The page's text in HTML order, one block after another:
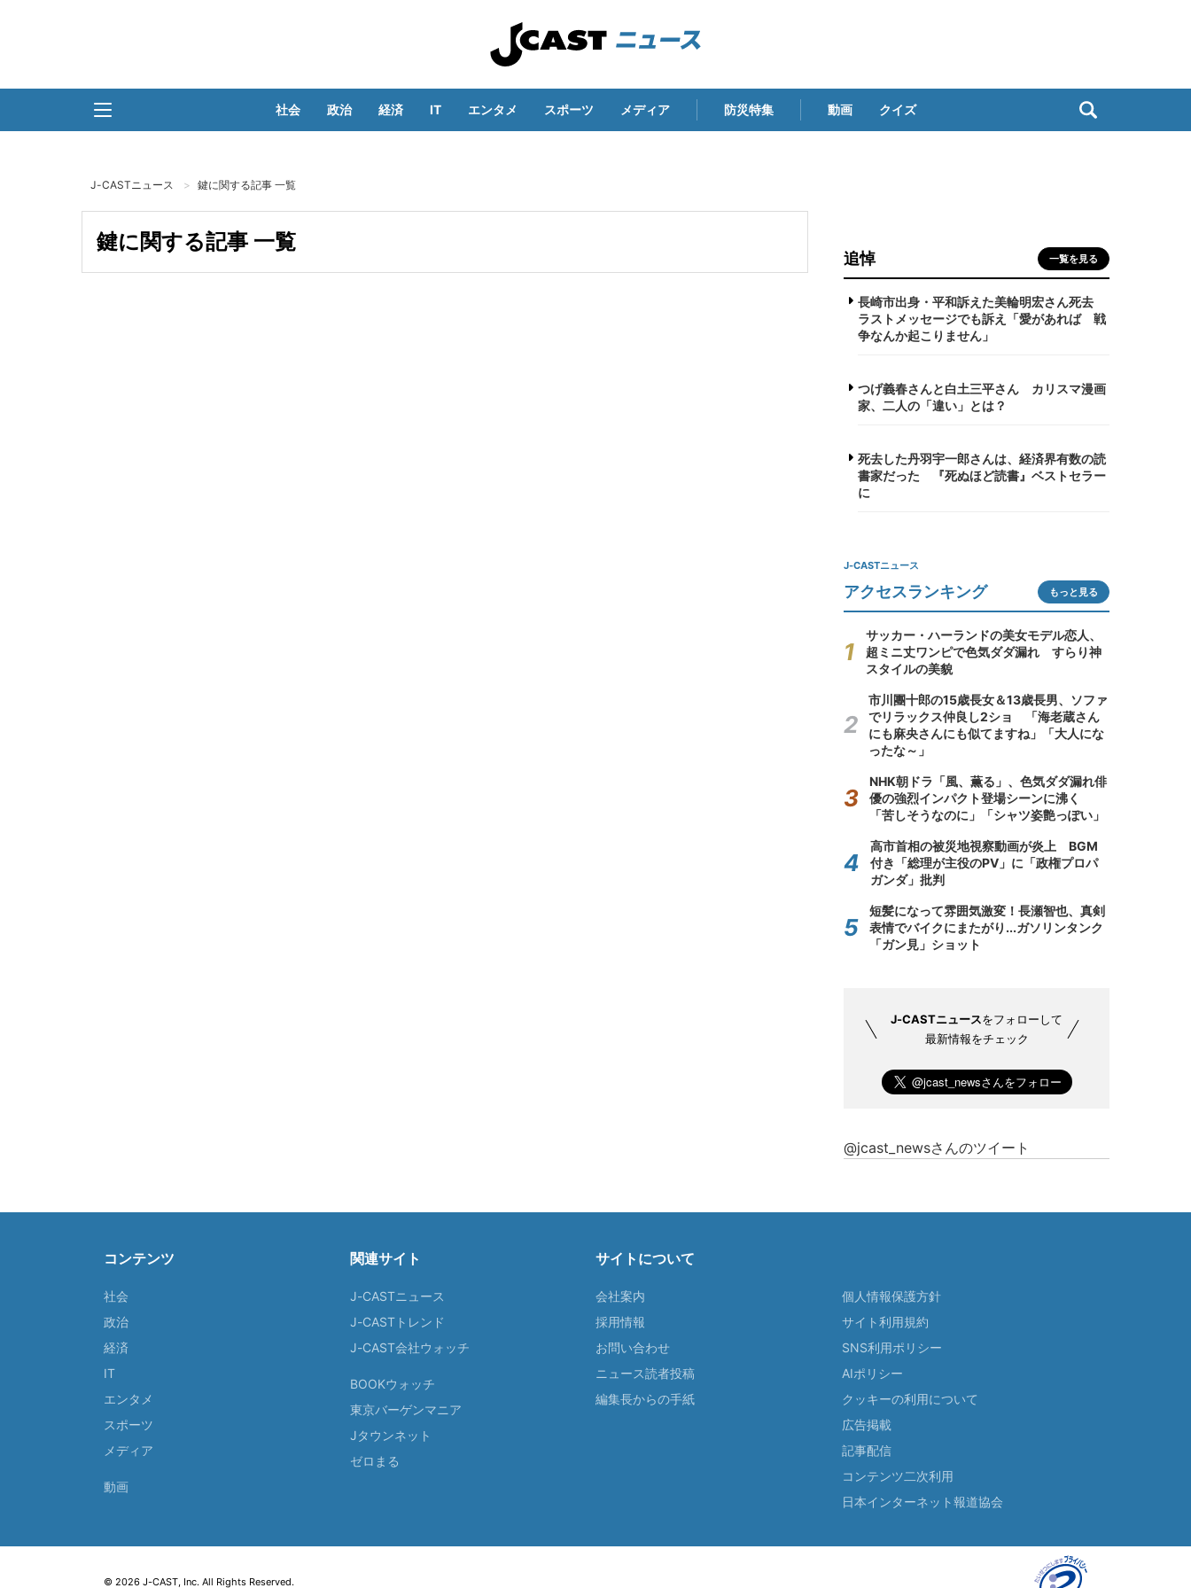
社会 政治 経済 IT エンタメ スポーツ メディア 防災特集 動画 クイズ
J-CASTニュース 鍵に関する記事 一覧
鍵に関する記事 一覧
追悼 一覧を見る
長崎市出身・平和訴えた美輪明宏さん死去
ラストメッセージでも訴え「愛があれば 戦
争なんか起こりません」
つげ義春さんと白土三平さん カリスマ漫画
家、二人の「違い」とは？
死去した丹羽宇一郎さんは、経済界有数の読
書家だった 『死ぬほど読書』ベストセラー
に
J-CASTニュース
アクセスランキング もっと見る
サッカー・ハーランドの美女モデル恋人、
超ミニ丈ワンピで色気ダダ漏れ すらり神
スタイルの美貌
市川團十郎の15歳長女＆13歳長男、ソファ
でリラックス仲良し2ショ 「海老蔵さん
にも麻央さんにも似てますね」「大人にな
ったな～」
NHK朝ドラ「風、薫る」、色気ダダ漏れ俳
優の強烈インパクト登場シーンに沸く
「苦しそうなのに」「シャツ姿艶っぽい」
高市首相の被災地視察動画が炎上 BGM
付き「総理が主役のPV」に「政権プロパ
ガンダ」批判
短髪になって雰囲気激変！長瀬智也、真剣
表情でバイクにまたがり...ガソリンタンク
「ガン見」ショット
J-CASTニュースをフォローして
最新情報をチェック
@jcast_newsさんのツイート
コンテンツ
社会
政治
経済
IT
エンタメ
スポーツ
メディア
動画
関連サイト
J-CASTニュース
J-CASTトレンド
J-CAST会社ウォッチ
BOOKウォッチ
東京バーゲンマニア
Jタウンネット
ゼロまる
サイトについて
会社案内
採用情報
お問い合わせ
ニュース読者投稿
編集長からの手紙
個人情報保護方針
サイト利用規約
SNS利用ポリシー
AIポリシー
クッキーの利用について
広告掲載
記事配信
コンテンツ二次利用
日本インターネット報道協会
© 2026 J-CAST, Inc. All Rights Reserved.